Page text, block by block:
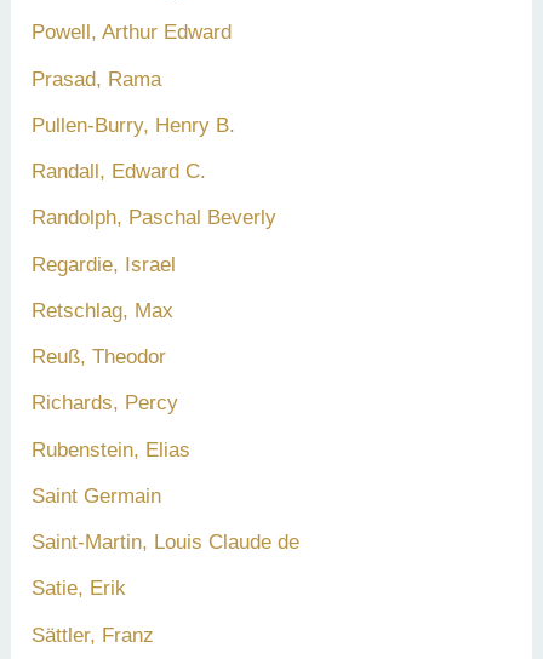
Powell, Arthur Edward
Prasad, Rama
Pullen-Burry, Henry B.
Randall, Edward C.
Randolph, Paschal Beverly
Regardie, Israel
Retschlag, Max
Reuß, Theodor
Richards, Percy
Rubenstein, Elias
Saint Germain
Saint-Martin, Louis Claude de
Satie, Erik
Sättler, Franz